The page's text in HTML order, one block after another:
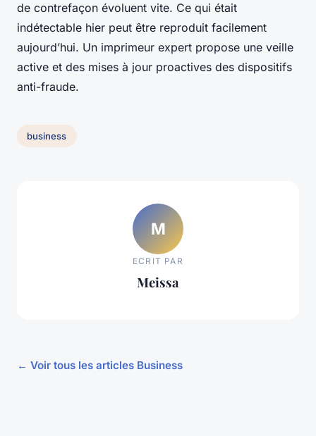
de contrefaçon évoluent vite. Ce qui était
indétectable hier peut être reproduit facilement
aujourd’hui. Un imprimeur expert propose une veille
active et des mises à jour proactives des dispositifs
anti-fraude.
business
M
ECRIT PAR
Meissa
← Voir tous les articles Business